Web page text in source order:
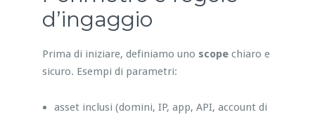
d’ingaggio
Prima di iniziare, definiamo uno scopechiaro e
sicuro. Esempi di parametri:
asset inclusi (domini, IP, app, API, account di